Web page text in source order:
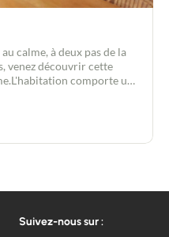
calme, à deux pas de la
venez découvrir cette
comporte un
belles chambres ainsi
de deux chambres
rapidement !Damien
RSAC
Suivez-nous sur :